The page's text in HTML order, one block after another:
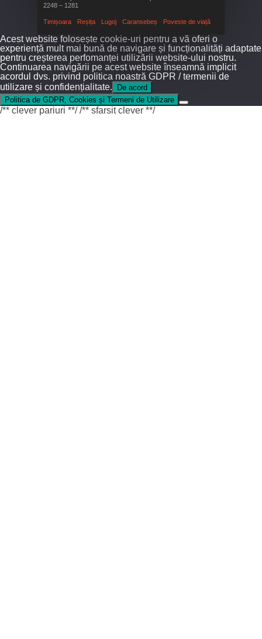
2248 – 1281
Timișoara Reșița Lugoj Caransebeș Poveste de viață
Acest website folosește cookie-uri pentru a vă oferi o
experiență mult mai bună de navigare și funcționalități adaptate
pentru creșterea perfomanței utilizării website-ului nostru.
Continuarea navigării pe acest website înseamnă implicit
acordul dvs. privind politica noastră GDPR / termenii de
utilizare și confidențialitate.
De acord
Politica de GDPR, Cookies și Termeni de Utilizare
/** clever pariuri **//** sfarsit clever **/